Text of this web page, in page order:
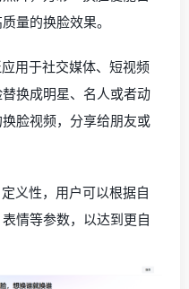
量的换脸效果。
用于社交媒体、短视频
换成明星、名人或者动
脸视频，分享给朋友或
义性，用户可以根据自
情等参数，以达到更自